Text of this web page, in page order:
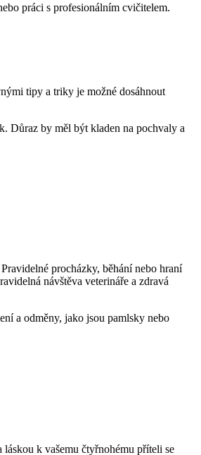
práci s profesionálním cvičitelem.
tipy a triky je možné dosáhnout
Důraz by měl být kladen na pochvaly a
procházky, běhání nebo hraní
návštěva veterináře a zdravá
a odměny, jako jsou pamlsky nebo
k vašemu čtyřnohému příteli se